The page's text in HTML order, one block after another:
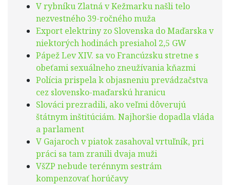
V rybníku Zlatná v Kežmarku našli telo
nezvestného 39-ročného muža
Export elektriny zo Slovenska do Maďarska v
niektorých hodinách presiahol 2,5 GW
Pápež Lev XIV. sa vo Francúzsku stretne s
obeťami sexuálneho zneužívania kňazmi
Polícia prispela k objasneniu prevádzačstva
cez slovensko-maďarskú hranicu
Slováci prezradili, ako veľmi dôverujú
štátnym inštitúciám. Najhoršie dopadla vláda
a parlament
V Gajaroch v piatok zasahoval vrtuľník, pri
práci sa tam zranili dvaja muži
VšZP nebude terénnym sestrám
kompenzovať horúčavy